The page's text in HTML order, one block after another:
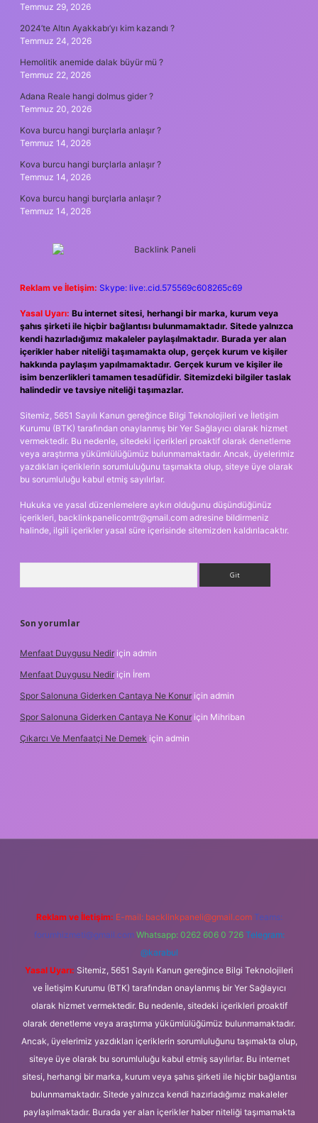
Temmuz 29, 2026
2024’te Altın Ayakkabı’yı kim kazandı ?
Temmuz 24, 2026
Hemolitik anemide dalak büyür mü ?
Temmuz 22, 2026
Adana Reale hangi dolmus gider ?
Temmuz 20, 2026
Kova burcu hangi burçlarla anlaşır ?
Temmuz 14, 2026
Kova burcu hangi burçlarla anlaşır ?
Temmuz 14, 2026
Kova burcu hangi burçlarla anlaşır ?
Temmuz 14, 2026
Reklam ve İletişim: Skype: live:.cid.575569c608265c69
Yasal Uyarı: Bu internet sitesi, herhangi bir marka, kurum veya
şahıs şirketi ile hiçbir bağlantısı bulunmamaktadır. Sitede yalnızca
kendi hazırladığımız makaleler paylaşılmaktadır. Burada yer alan
içerikler haber niteliği taşımamakta olup, gerçek kurum ve kişiler
hakkında paylaşım yapılmamaktadır. Gerçek kurum ve kişiler ile
isim benzerlikleri tamamen tesadüfidir. Sitemizdeki bilgiler taslak
halindedir ve tavsiye niteliği taşımazlar.
Sitemiz, 5651 Sayılı Kanun gereğince Bilgi Teknolojileri ve İletişim
Kurumu (BTK) tarafından onaylanmış bir Yer Sağlayıcı olarak hizmet
vermektedir. Bu nedenle, sitedeki içerikleri proaktif olarak denetleme
veya araştırma yükümlülüğümüz bulunmamaktadır. Ancak, üyelerimiz
yazdıkları içeriklerin sorumluluğunu taşımakta olup, siteye üye olarak
bu sorumluluğu kabul etmiş sayılırlar.
Hukuka ve yasal düzenlemelere aykırı olduğunu düşündüğünüz
içerikleri, backlinkpanelicomtr@gmail.com adresine bildirmeniz
halinde, ilgili içerikler yasal süre içerisinde sitemizden kaldırılacaktır.
Son yorumlar
Menfaat Duygusu Nedir için admin
Menfaat Duygusu Nedir için İrem
Spor Salonuna Giderken Cantaya Ne Konur için admin
Spor Salonuna Giderken Cantaya Ne Konur için Mihriban
Çıkarcı Ve Menfaatçi Ne Demek için admin
Reklam ve İletişim: E-mail: backlinkpaneli@gmail.com Teams:
forumhizmeti@gmail.com Whatsapp: 0262 606 0 726 Telegram:
@karabul
Yasal Uyarı: Sitemiz, 5651 Sayılı Kanun gereğince Bilgi Teknolojileri
ve İletişim Kurumu (BTK) tarafından onaylanmış bir Yer Sağlayıcı
olarak hizmet vermektedir. Bu nedenle, sitedeki içerikleri proaktif
olarak denetleme veya araştırma yükümlülüğümüz bulunmamaktadır.
Ancak, üyelerimiz yazdıkları içeriklerin sorumluluğunu taşımakta olup,
siteye üye olarak bu sorumluluğu kabul etmiş sayılırlar. Bu internet
sitesi, herhangi bir marka, kurum veya şahıs şirketi ile hiçbir bağlantısı
bulunmamaktadır. Sitede yalnızca kendi hazırladığımız makaleler
paylaşılmaktadır. Burada yer alan içerikler haber niteliği taşımamakta